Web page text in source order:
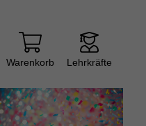
Warenkorb Lehrkräfte